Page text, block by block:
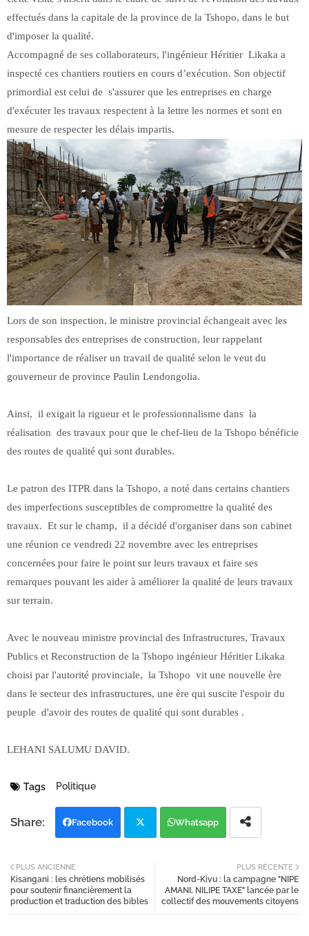
effectués dans la capitale de la province de la Tshopo, dans le but
d'imposer la qualité.
Accompagné de ses collaborateurs, l'ingénieur Héritier Likaka a
inspecté ces chantiers routiers en cours d’exécution. Son objectif
primordial est celui de s'assurer que les entreprises en charge
d'exécuter les travaux respectent à la lettre les normes et sont en
mesure de respecter les délais impartis.
Lors de son inspection, le ministre provincial échangeait avec les
responsables des entreprises de construction, leur rappelant
l'importance de réaliser un travail de qualité selon le veut du
gouverneur de province Paulin Lendongolia.
Ainsi, il exigait la rigueur et le professionnalisme dans la
réalisation des travaux pour que le chef-lieu de la Tshopo bénéficie
des routes de qualité qui sont durables.
Le patron des ITPR dans la Tshopo, a noté dans certains chantiers
des imperfections susceptibles de compromettre la qualité des
travaux. Et sur le champ, il a décidé d'organiser dans son cabinet
une réunion ce vendredi 22 novembre avec les entreprises
concernées pour faire le point sur leurs travaux et faire ses
remarques pouvant les aider à améliorer la qualité de leurs travaux
sur terrain.
Avec le nouveau ministre provincial des Infrastructures, Travaux
Publics et Reconstruction de la Tshopo ingénieur Héritier Likaka
choisi par l'autorité provinciale, la Tshopo vit une nouvelle ère
dans le secteur des infrastructures, une ère qui suscite l'espoir du
peuple d'avoir des routes de qualité qui sont durables .
LEHANI SALUMU DAVID.
Tags Politique
Facebook
tter
Whatsapp
PLUS RÉCENTE
Nord-Kivu : la campagne "NIPE
AMANI, NILIPE TAXE" lancée par le
collectif des mouvements citoyens
PLUS ANCIENNE
Kisangani : les chrétiens mobilisés
pour soutenir financièrement la
production et traduction des bibles